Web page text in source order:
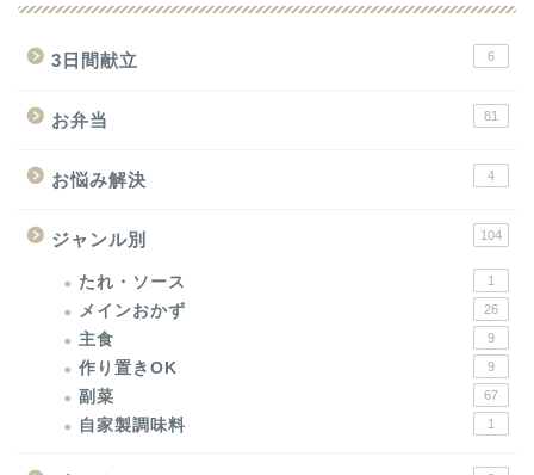
3日間献立 6
お弁当 81
お悩み解決 4
ジャンル別 104
たれ・ソース 1
メインおかず 26
主食 9
作り置きOK 9
副菜 67
自家製調味料 1